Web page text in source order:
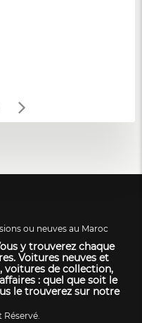
ou neuves au Maroc
y trouverez chaque
Voitures neuves et
voitures de collection,
: quel que soit le
le trouverez sur notre